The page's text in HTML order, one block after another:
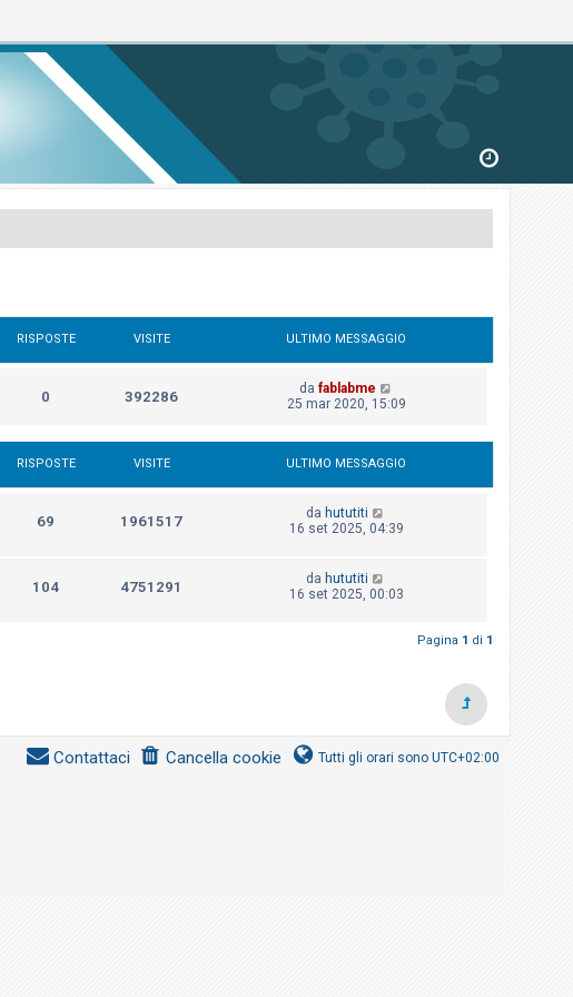
RISPOSTE VISITE ULTIMO MESSAGGIO
0 392286 da fablabme
25 mar 2020, 15:09
RISPOSTE VISITE ULTIMO MESSAGGIO
69 1961517 da hututiti
16 set 2025, 04:39
104 4751291 da hututiti
16 set 2025, 00:03
Pagina 1 di 1
Tutti gli orari sono UTC+02:00
Cancella cookie
Contattaci